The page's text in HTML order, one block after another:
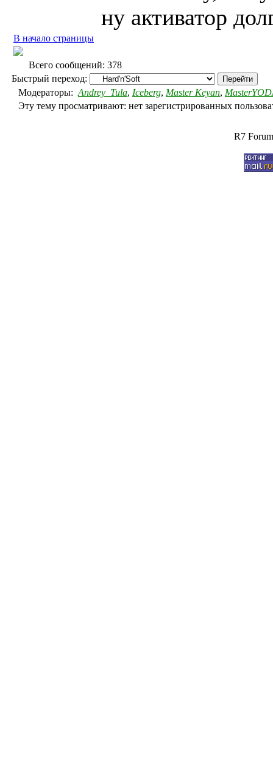
ну активатор
В начало страницы
Всего сообщений: 378
Быстрый переход:
Модераторы: Andrey_Tula, Iceberg, Master Keyan,
Эту тему просматривают: нет зарегистрированных
R7